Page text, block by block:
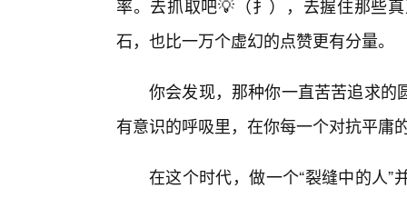
率。去抓取吧💡（扌），去握住那些
石，也比一万个虚幻的点赞更有分量。
你会发现，那种你一直苦苦追求的
有意识的呼吸里，在你每一个对抗平庸
在这个时代，做一个“裂缝中的人